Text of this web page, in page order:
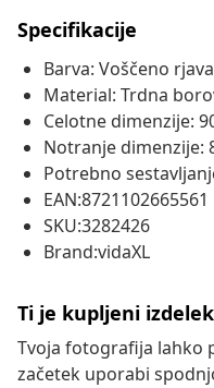
Specifikacije
Barva: Voščeno rjava
Material: Trdna
Celotne dimenzije:
Notranje dimenzije:
Potrebno
EAN:8721102665561
SKU:3282426
Brand:vidaXL
Ti je kupljeni
Tvoja fotografija lahko
začetek uporabi